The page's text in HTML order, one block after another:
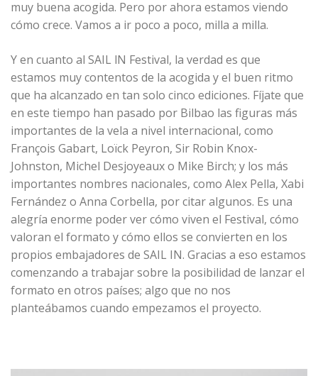
muy buena acogida. Pero por ahora estamos viendo
cómo crece. Vamos a ir poco a poco, milla a milla.
Y en cuanto al SAIL lN Festival, la verdad es que
estamos muy contentos de la acogida y el buen ritmo
que ha alcanzado en tan solo cinco ediciones. Fíjate que
en este tiempo han pasado por Bilbao las figuras más
importantes de la vela a nivel internacional, como
François Gabart, Loïck Peyron, Sir Robin Knox-
Johnston, Michel Desjoyeaux o Mike Birch; y los más
importantes nombres nacionales, como Alex Pella, Xabi
Fernández o Anna Corbella, por citar algunos. Es una
alegría enorme poder ver cómo viven el Festival, cómo
valoran el formato y cómo ellos se convierten en los
propios embajadores de SAIL IN. Gracias a eso estamos
comenzando a trabajar sobre la posibilidad de lanzar el
formato en otros países; algo que no nos
planteábamos cuando empezamos el proyecto.